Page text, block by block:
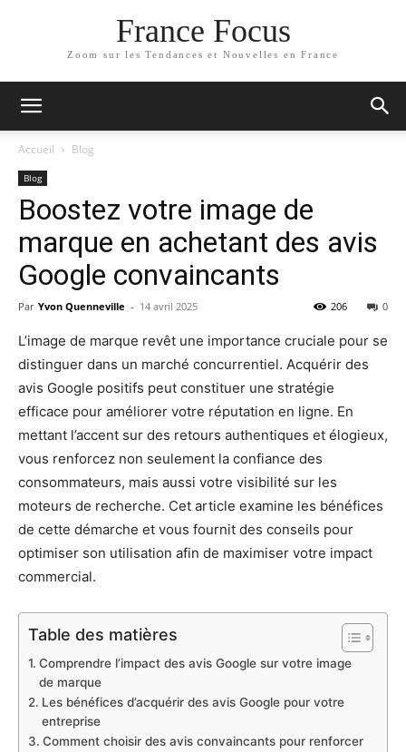
France Focus
Zoom sur les Tendances et Nouvelles en France
Accueil Blog
Blog
Boostez votre image de
marque en achetant des avis
Google convaincants
Par Yvon Quenneville - 14 avril 2025 0
206
L’image de marque revêt une importance cruciale pour se
distinguer dans un marché concurrentiel. Acquérir des
avis Google positifs peut constituer une stratégie
efficace pour améliorer votre réputation en ligne. En
mettant l’accent sur des retours authentiques et élogieux,
vous renforcez non seulement la confiance des
consommateurs, mais aussi votre visibilité sur les
moteurs de recherche. Cet article examine les bénéfices
de cette démarche et vous fournit des conseils pour
optimiser son utilisation afin de maximiser votre impact
commercial.
Table des matières
Comprendre l’impact des avis Google sur votre image
de marque
Les bénéfices d’acquérir des avis Google pour votre
entreprise
Comment choisir des avis convaincants pour renforcer